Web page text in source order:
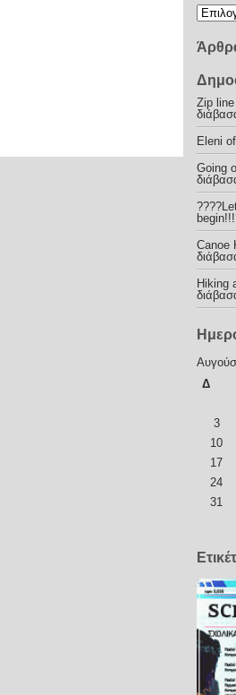
Zip
Eleni
Going
Canoe
Hiking
Δ
3
10
17
24
31